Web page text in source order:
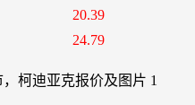
20.39
24.79